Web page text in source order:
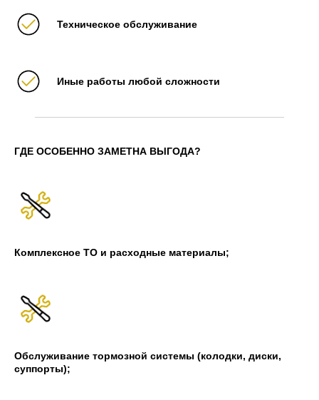
Техническое обслуживание
Иные работы любой сложности
ГДЕ ОСОБЕННО ЗАМЕТНА ВЫГОДА?
Комплексное ТО и расходные материалы;
Обслуживание тормозной системы (колодки, диски,
суппорты);